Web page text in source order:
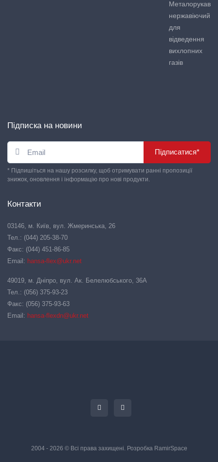
Металорукав
нержавіючий
для
відведення
вихлопних
газів
Підписка на новини
Підписатися*
* Підпишіться на нашу розсилку, щоб отримувати ранні пропозиції
знижок, оновлення і інформацію про нові продукти.
Контакти
03146, м. Київ, вул. Жмеринська, 26
Тел.: (044) 205-38-70
Факс: (044) 451-86-85
Email: hansa-flex@ukr.net
49019, м. Дніпро, вул. Ак. Белелюбського, 36А
Тел.: (056) 375-93-23
Факс: (056) 375-93-63
Email: hansa-flexdn@ukr.net
2004 - 2026 © Всі права захищені. Розробка RamirSpace